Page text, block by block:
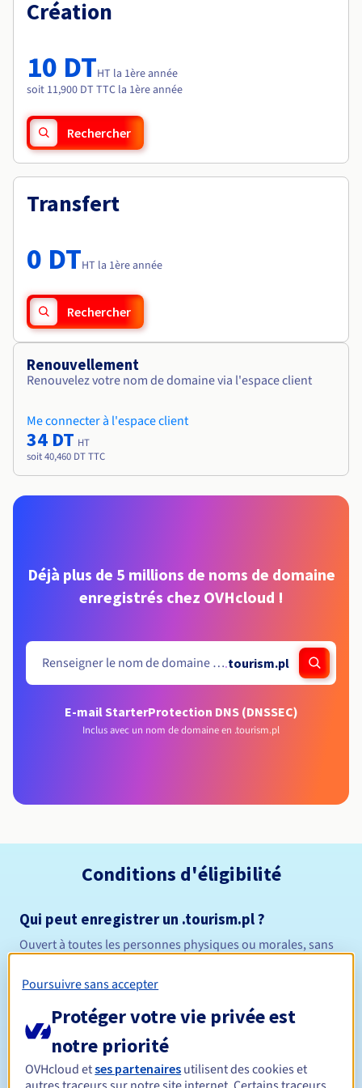
Tarifs
Roadmap & Changelog
Roadmap & Changelog
Création
10 DTHT la 1ère année
soit 11,900 DT TTC la 1ère année
Rechercher
Transfert
0 DTHT la 1ère année
Rechercher
Renouvellement
Renouvelez votre nom de domaine via l'espace client
Me connecter à l'espace client
34 DT HT
soit 40,460 DT TTC
Déjà plus de 5 millions de noms de domaine
enregistrés chez OVHcloud !
.tourism.pl
E-mail StarterProtection DNS (DNSSEC)
Inclus avec un nom de domaine en .tourism.pl
Conditions d'éligibilité
Qui peut enregistrer un .tourism.pl ?
Ouvert à toutes les personnes physiques ou morales, sans
restriction géographique.
Règles de gestion et notifications
Durée de réservation
Poursuivre sans accepter
Protéger votre vie privée est
notre priorité
OVHcloud etses partenaires utilisent des cookies et